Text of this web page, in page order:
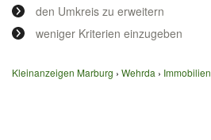
den Umkreis zu erweitern
weniger Kriterien einzugeben
Kleinanzeigen Marburg Wehrda Immobilien